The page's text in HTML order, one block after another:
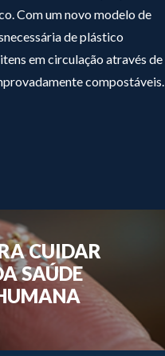
Com um novo modelo de
de plástico
em circulação através de
compostáveis.
CUIDAR
SAÚDE